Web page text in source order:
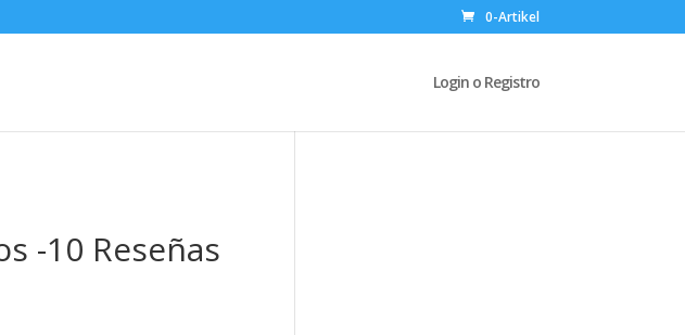
0-Artikel
Login o Registro
-10 Reseñas